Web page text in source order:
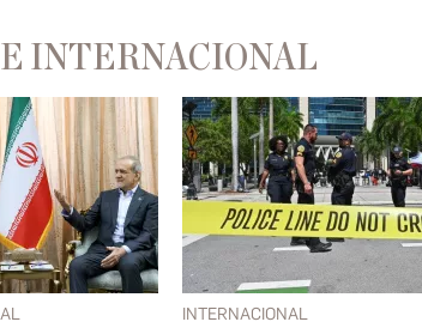
INTERNACIONAL
INTERNACIONAL